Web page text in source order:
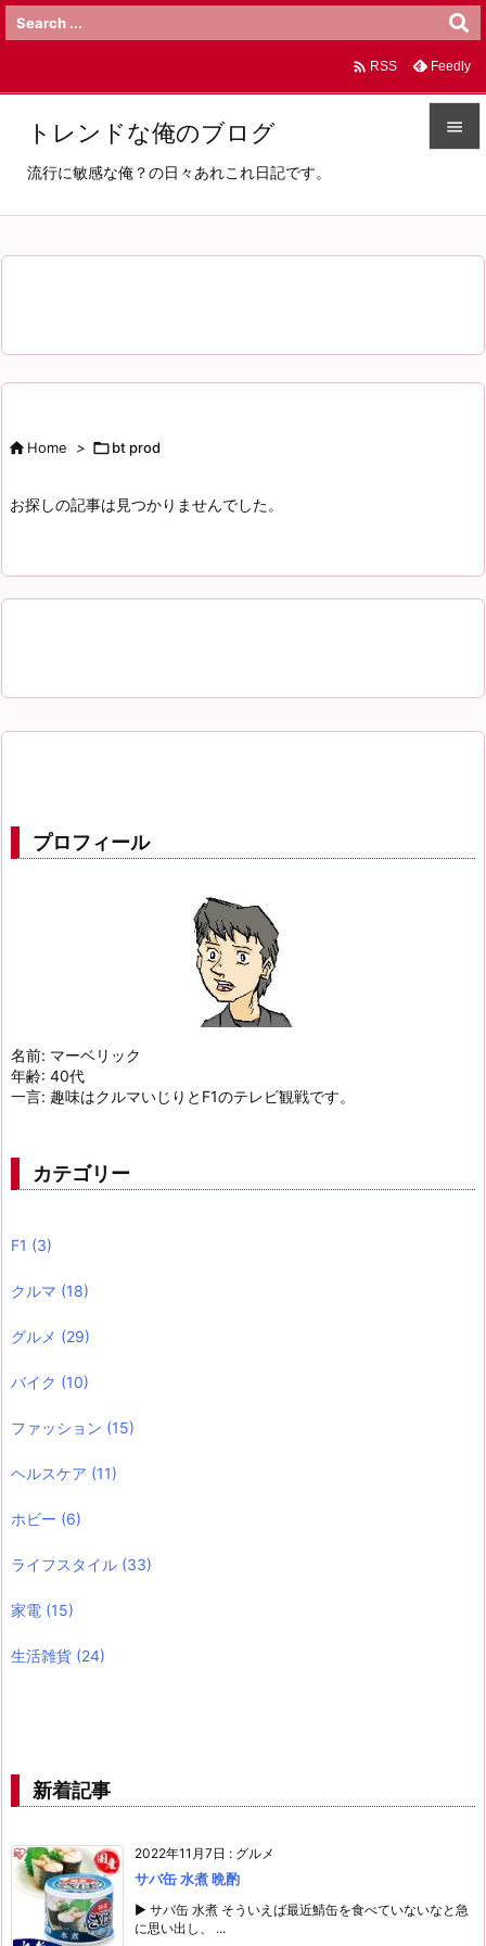

 RSS Feedly
トレンドな俺のブログ
流行に敏感な俺？の日々あれこれ日記です。
Home > bt prod
お探しの記事は見つかりませんでした。
プロフィール
名前: マーベリック
年齢: 40代
一言: 趣味はクルマいじりとF1のテレビ観戦です。
カテゴリー
F1 (3)
クルマ (18)
グルメ (29)
バイク (10)
ファッション (15)
ヘルスケア (11)
ホビー (6)
ライフスタイル (33)
家電 (15)
生活雑貨 (24)
新着記事
2022年11月7日 : グルメ
サバ缶 水煮 晩酌
▶ サバ缶 水煮 そういえば最近鯖缶を食べていないなと急
に思い出し、 ...